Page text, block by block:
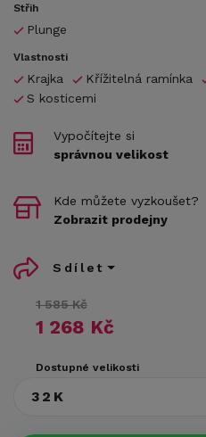
Střih
Plunge
Vlastnosti
Krajka Křížitelná ramínka
S kosticemi
1 585 Kč
1 268 Kč
Dostupné velikosti
32K
Vypočítejte si
správnou velikost
Kde můžete vyzkoušet?
Zobrazit prodejny
Sdílet